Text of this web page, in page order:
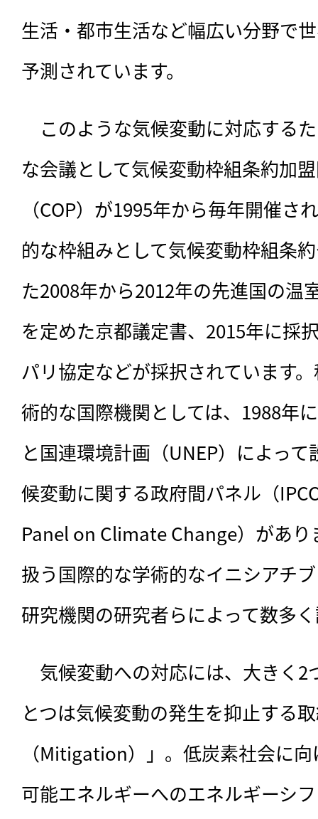
生活・都市生活など幅広い分野で
予測されています。
このような気候変動に対応する
な会議として気候変動枠組条約加
（COP）が1995年から毎年開催さ
的な枠組みとして気候変動枠組条
た2008年から2012年の先進国の温
を定めた京都議定書、2015年に採
パリ協定などが採択されています
術的な国際機関としては、1988年
と国連環境計画（UNEP）によっ
候変動に関する政府間パネル（
Panel on Climate Change）があり
扱う国際的な学術的なイニシアチ
研究機関の研究者らによって数多
気候変動への対応には、大きく2
とつは気候変動の発生を抑止する
（Mitigation）」。低炭素社会に
可能エネルギーへのエネルギーシ